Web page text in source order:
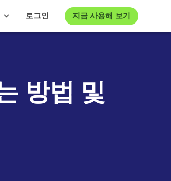
지금 사용해 보기
로그인
방법 및